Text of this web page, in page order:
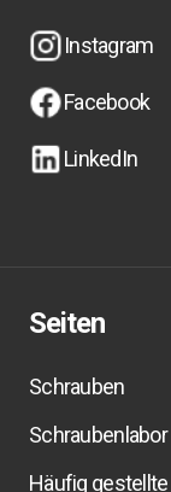
Instagram
Instagram
Instagram
Facebook
Facebook
Facebook
LinkedIn
Seiten
Schrauben
Schraubenlabor
Häufig gestellte